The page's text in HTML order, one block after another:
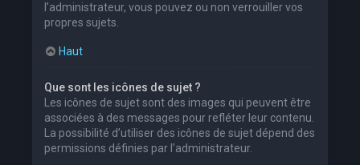
l’administrateur, vous pouvez ou non verrouiller vos
propres sujets.
Haut
Que sont les icônes de sujet ?
Les icônes de sujet sont des images qui peuvent être
associées à des messages pour refléter leur contenu.
La possibilité d’utiliser des icônes de sujet dépend des
permissions définies par l’administrateur.